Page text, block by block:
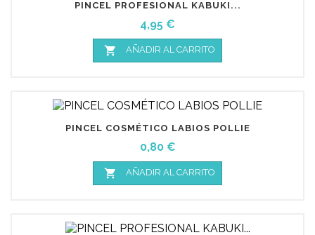
PINCEL PROFESIONAL KABUKI...
Precio
4,95 €
 AÑADIR AL CARRITO
PINCEL COSMÉTICO LABIOS POLLIE
Precio
0,80 €
 AÑADIR AL CARRITO